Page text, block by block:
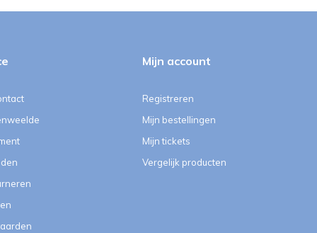
Mijn account
Registreren
Mijn bestellingen
Mijn tickets
Vergelijk producten